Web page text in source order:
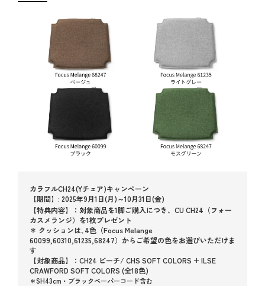
カラフルCH24(Yチェア)キャンペーン
【期間】: 2025年9月1日(月)～10月31日(金)
【特典内容】：対象商品を1脚ご購入につき、CU CH24（フォー
カスメランジ）を1枚プレゼント
＊ クッションは､4色（Focus Melange
60099,60310,61235,68247）からご希望の色をお選びいただけま
す
【対象商品】：CH24 ビーチ/ CHS SOFT COLORS + ILSE
CRAWFORD SOFT COLORS (全18色)
＊SH43cm・ブラックペーパーコード含む